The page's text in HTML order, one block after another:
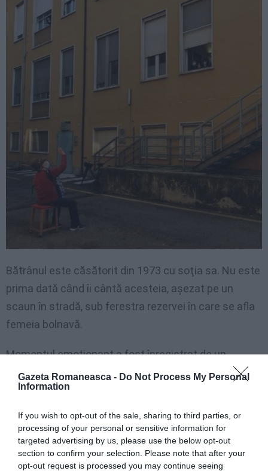
Gazeta Romaneasca - Do Not Process My Personal
Information
If you wish to opt-out of the sale, sharing to third parties, or
processing of your personal or sensitive information for
targeted advertising by us, please use the below opt-out
section to confirm your selection. Please note that after your
opt-out request is processed you may continue seeing
Bătrânul este căsătorit din 1973 cu soţia sa. Nu este
prima dată când îi cântă acesteia, așezat pe un
scaun în stradă, sub ferestra rezervei în care se afla
femeia bolnavă.
Momentul emoționant a fost înregistrat de un
trecător și a devenit repede viral pe rețelele de
socializare. Îmbrăcat într-un pulover roșu, pantaloni
specifică infanteriei montane a armatei italiene, a
cărei uniformă a îmbrăcat-o în tinerețe, bătrânul
trubadur și-a început recitatul cu melodia ”Spanish